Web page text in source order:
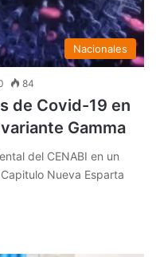
Nacionales
84
de Covid-19 en
Gamma
del CENABI en un
Nueva Esparta